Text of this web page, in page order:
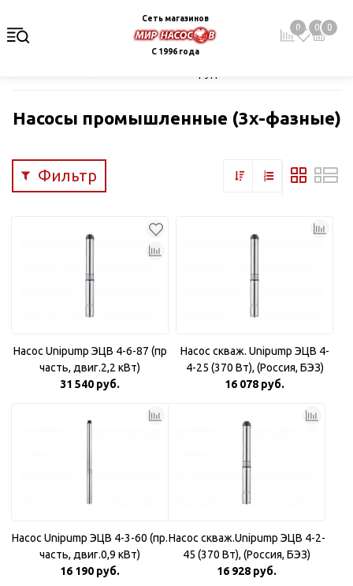
Сеть магазинов
С 1996 года
0 0 0
Насосы промышленные (3х-фазные)
Фильтр
Насос Unipump ЭЦВ 4-6-87 (пр
часть, двиг.2,2 кВт)
31 540 руб.
Насос скваж. Unipump ЭЦВ 4-
4-25 (370 Вт), (Россия, БЭЗ)
16 078 руб.
Насос Unipump ЭЦВ 4-3-60 (пр.
часть, двиг.0,9 кВт)
16 190 руб.
Насос скваж.Unipump ЭЦВ 4-2-
45 (370 Вт), (Россия, БЭЗ)
16 928 руб.